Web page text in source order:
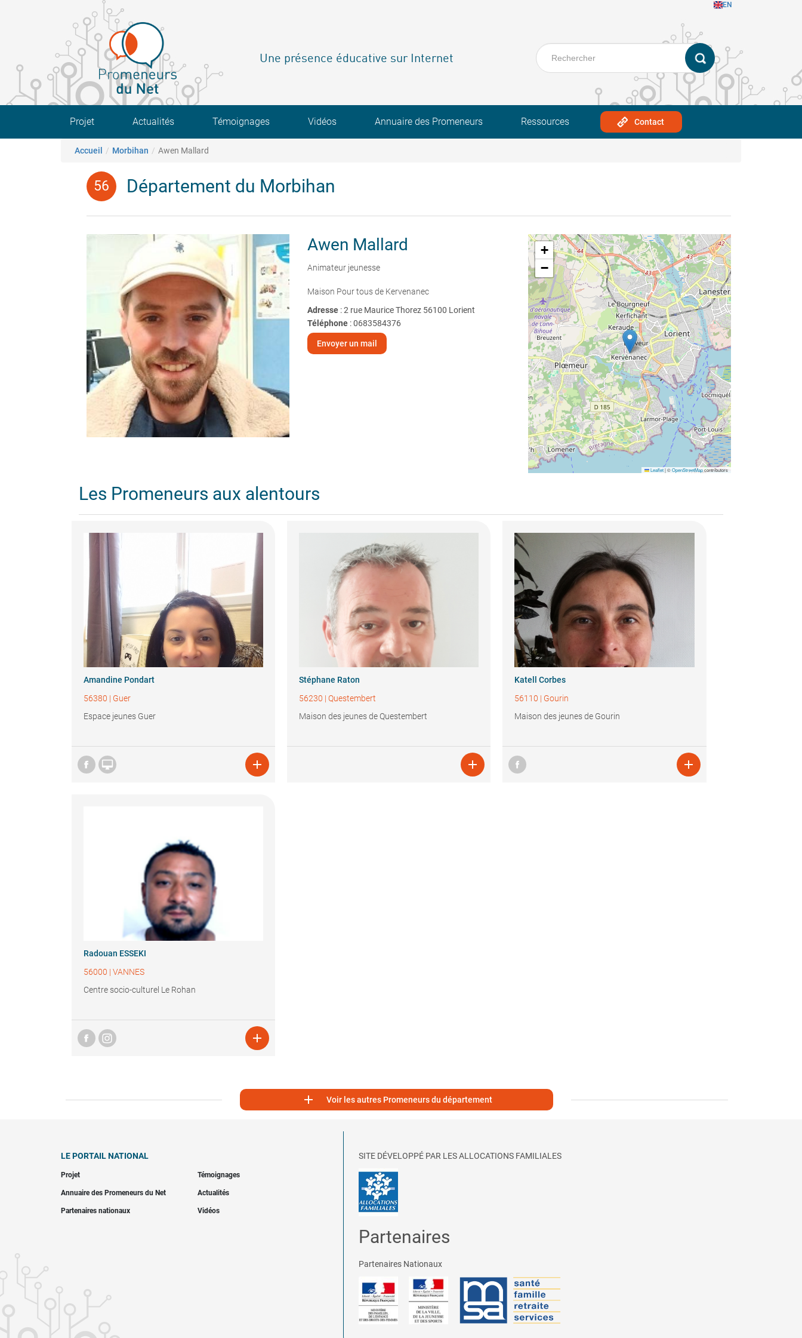
EN
Une présence éducative sur Internet
Main navigation
Projet Actualités Témoignages Vidéos Annuaire des Promeneurs Ressources Contact
Fil d'Ariane
Accueil Morbihan Awen Mallard
Département du Morbihan
Awen Mallard
Animateur jeunesse
Maison Pour tous de Kervenanec
Adresse : 2 rue Maurice Thorez 56100 Lorient
Téléphone:0683584376
Envoyer un mail
+
−
Leaflet |©OpenStreetMapcontributors
Les Promeneurs aux alentours
Amandine Pondart
56380 | Guer
Espace jeunes Guer
 
Stéphane Raton
56230 | Questembert
Maison des jeunes de Questembert

Katell Corbes
56110 | Gourin
Maison des jeunes de Gourin

Radouan ESSEKI
56000 | VANNES
Centre socio-culturel Le Rohan

 Voir les autres Promeneurs du département
LE PORTAIL NATIONAL
Projet Témoignages
Annuaire des Promeneurs du Net Actualités
Partenaires nationaux Vidéos
SITE DÉVELOPPÉ PAR LES ALLOCATIONS FAMILIALES
Partenaires
Partenaires Nationaux